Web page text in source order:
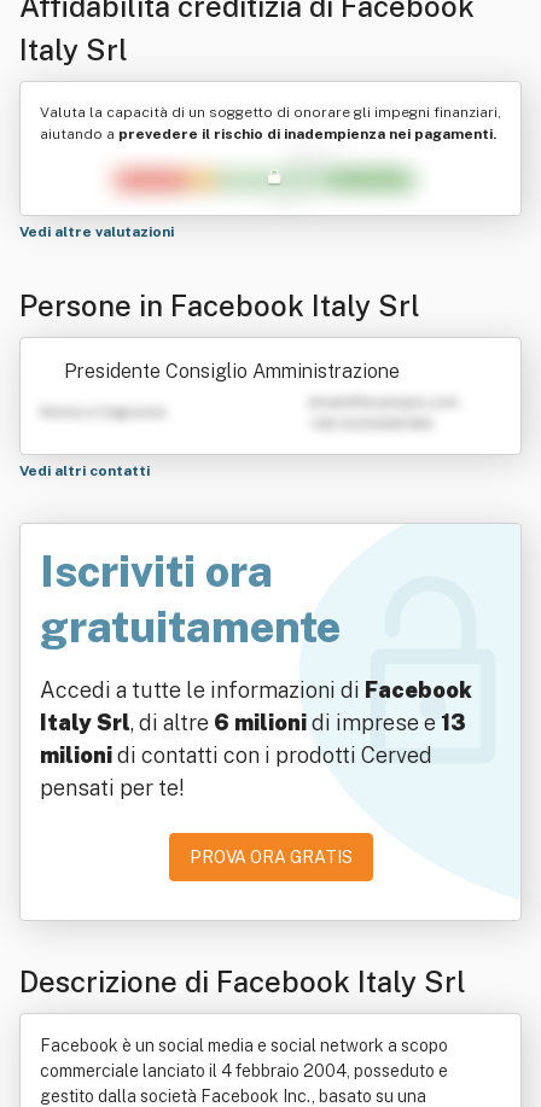
Italy Srl
Valuta la capacità di un soggetto di onorare gli impegni finanziari,
aiutando a prevedere il rischio di inadempienza nei pagamenti.
Vedi altre valutazioni
Persone in Facebook Italy Srl
Presidente Consiglio Amministrazione
Nome e Cognome
Vedi altri contatti
Iscriviti ora
gratuitamente
Accedi a tutte le informazioni di Facebook
Italy Srl, di altre 6 milionidi imprese e 13
milionidi contatti con i prodotti Cerved
pensati per te!
PROVA ORA GRATIS
Descrizione di Facebook Italy Srl
Facebook è un social media e social network a scopo
commerciale lanciato il 4 febbraio 2004, posseduto e
gestito dalla società Facebook Inc., basato su una